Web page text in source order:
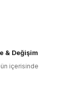
& Değişim
içerisinde